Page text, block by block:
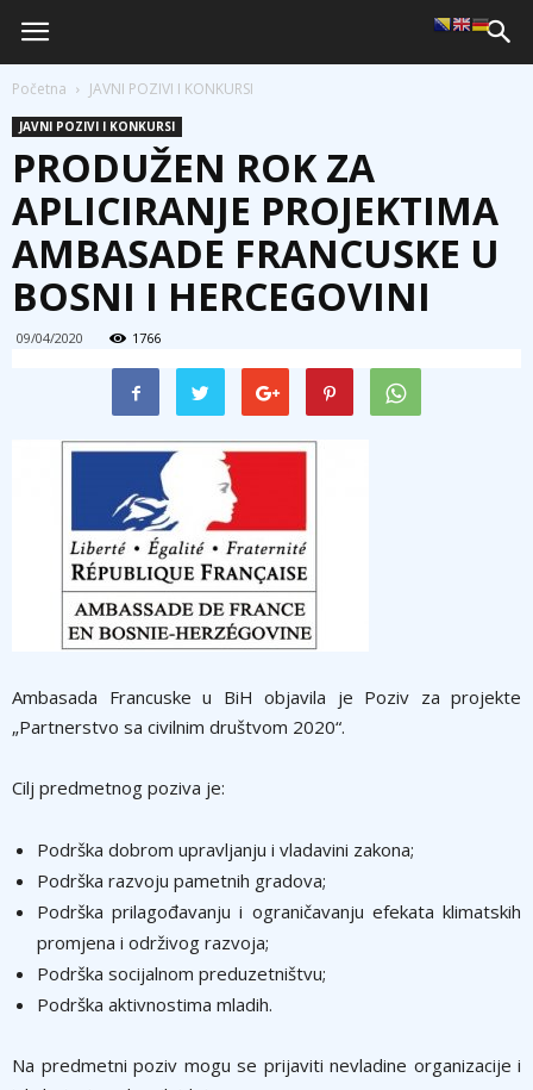
Početna JAVNI POZIVI I KONKURSI
JAVNI POZIVI I KONKURSI
PRODUŽEN ROK ZA
APLICIRANJE PROJEKTIMA
AMBASADE FRANCUSKE U
BOSNI I HERCEGOVINI
09/04/2020 1766
Ambasada Francuske u BiH objavila je Poziv za projekte
„Partnerstvo sa civilnim društvom 2020“.
Cilj predmetnog poziva je:
Podrška dobrom upravljanju i vladavini zakona;
Podrška razvoju pametnih gradova;
Podrška prilagođavanju i ograničavanju efekata klimatskih
promjena i održivog razvoja;
Podrška socijalnom preduzetništvu;
Podrška aktivnostima mladih.
Na predmetni poziv mogu se prijaviti nevladine organizacije i